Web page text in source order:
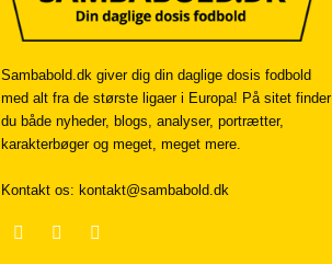
Sambabold.dk giver dig din daglige dosis fodbold
med alt fra de største ligaer i Europa! På sitet finder
du både nyheder, blogs, analyser, portrætter,
karakterbøger og meget, meget mere.
Kontakt os: kontakt@sambabold.dk